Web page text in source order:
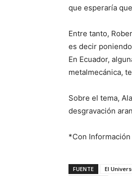
que esperaría
Entre tanto,
es decir
En Ecuador,
metalmecánica,
Sobre el tema,
desgravación
*Con
FUENTE
El